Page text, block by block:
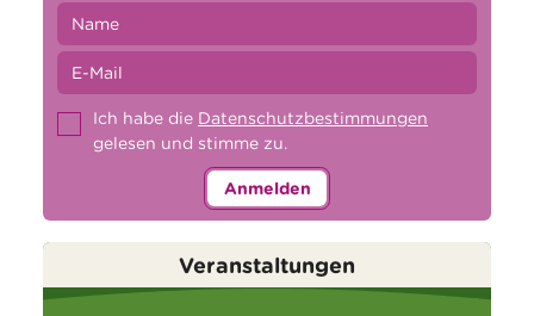
Ich habe die Datenschutzbestimmungen
gelesen und stimme zu.
Anmelden
Veranstaltungen